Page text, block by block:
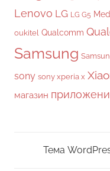
Lenovo LG LG G5
oukitel Qualcomm
Samsung
sony sony xperia x
магазин
Тема